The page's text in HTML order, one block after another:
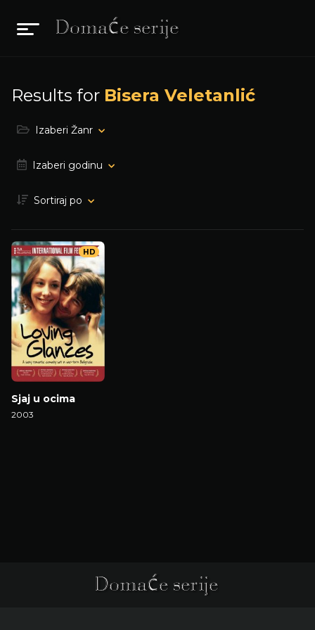
Results for Bisera Veletanlić
Izaberi Žanr
Izaberi godinu
Sortiraj po
Sjaj u ocima
2003
HD